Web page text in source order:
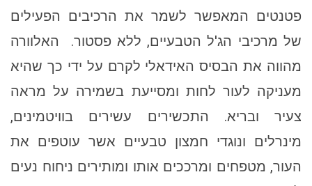
פטנטים המאפשר לשמר את הרכיבים הפעילים
של מרכיבי הג'ל הטבעיים, ללא פסטור. האלוורה
מהווה את הבסיס האידאלי לקרם על ידי כך שהיא
מעניקה לעור לחות ומסייעת בשמירה על מראה
צעיר ובריא. התכשירים עשירים בוויטמינים,
מינרלים ונוגדי חמצון טבעיים אשר עוטפים את
העור, מטפחים ומרככים אותו ומותירים ניחוח נעים